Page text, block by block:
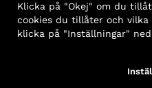
Delbetalning
Klicka på "Okej" om du
cookies du tillåter och vilka
klicka på "Inställningar"